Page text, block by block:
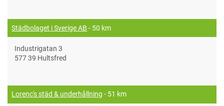
Städbolaget i Sverige AB - 50 km
Industrigatan 3
577 39 Hultsfred
Lorenc's städ & underhållning - 51 km